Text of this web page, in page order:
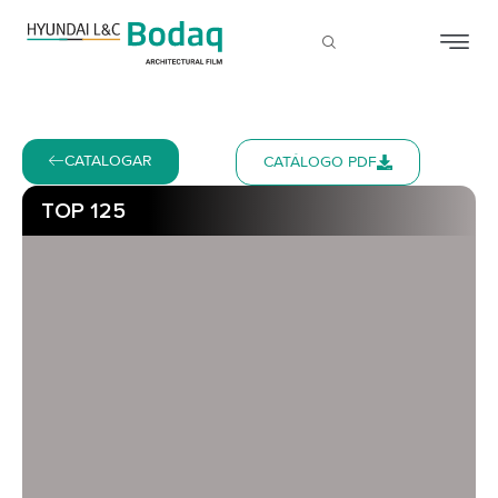
CATALOGAR CATÁLOGO PDF
TOP 125